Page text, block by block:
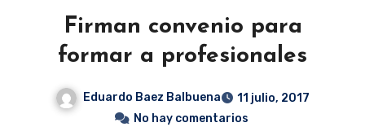
Firman convenio para
formar a profesionales
Eduardo Baez Balbuena
11 julio, 2017
No hay comentarios